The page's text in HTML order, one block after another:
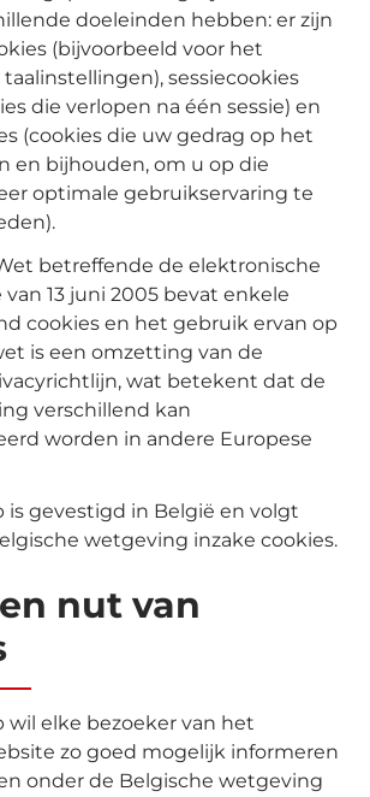
doeleinden hebben: er zijn
(bijvoorbeeld voor het
sessiecookies
die verlopen na één sessie) en
(cookies die uw gedrag op het
en bijhouden, om u op die
optimale gebruikservaring te
betreffende de elektronische
13 juni 2005 bevat enkele
cookies en het gebruik ervan op
is een omzetting van de
wat betekent dat de
verschillend kan
worden in andere Europese
is gevestigd in België en volgt
wetgeving inzake cookies.
nut van
wil elke bezoeker van het
zo goed mogelijk informeren
onder de Belgische wetgeving